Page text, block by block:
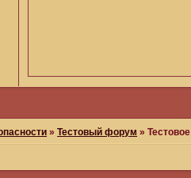
»Тестовый форум »